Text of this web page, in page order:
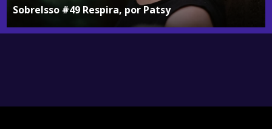
SobreIsso #49 Respira, por Patsy